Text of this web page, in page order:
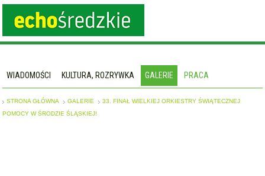
WIADOMOŚCI KULTURA, ROZRYWKA GALERIE PRACA
STRONA GŁÓWNA GALERIE
33. FINAŁ WIELKIEJ ORKIESTRY ŚWIĄTECZNEJ
POMOCY W ŚRODZIE ŚLĄSKIEJ!